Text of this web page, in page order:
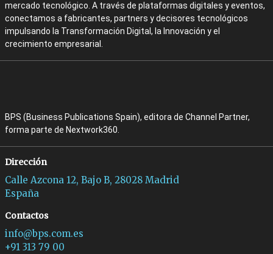
mercado tecnológico. A través de plataformas digitales y eventos,
conectamos a fabricantes, partners y decisores tecnológicos
impulsando la Transformación Digital, la Innovación y el
crecimiento empresarial.
BPS (Business Publications Spain), editora de Channel Partner,
forma parte de Nextwork360.
Dirección
Calle Azcona 12, Bajo B, 28028 Madrid
España
Contactos
info@bps.com.es
+91 313 79 00